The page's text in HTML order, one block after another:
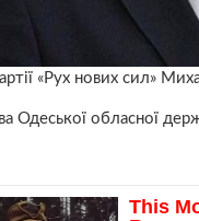
«Рух нових сил»
Одеської обласної